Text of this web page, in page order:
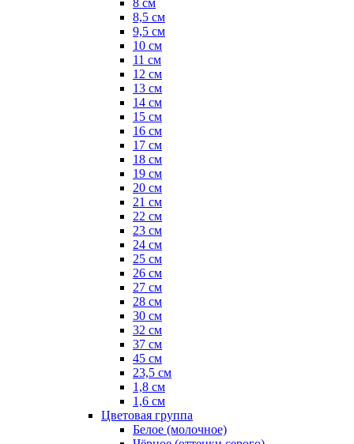
8 см
8,5 см
9,5 см
10 см
11 см
12 см
13 см
14 см
15 см
16 см
17 см
18 см
19 см
20 см
21 см
22 см
23 см
24 см
25 см
26 см
27 см
28 см
30 см
32 см
37 см
45 см
23,5 см
1,8 см
1,6 см
Цветовая группа
Белое (молочное)